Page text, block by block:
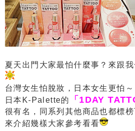
夏天出門大家最怕什麼事？來跟我
台灣女生怕脫妝，日本女生更怕～
日本K-Palette的
「1DAY
很有名，同系列其他商品也都標
來介紹幾樣大家參考看看